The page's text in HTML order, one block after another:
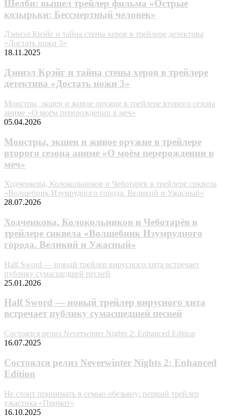
Шелби: вышел трейлер фильма «Острые
козырьки: Бессмертный человек»
Дэниэл Крэйг и тайна стены херов в трейлере детектива
«Достать ножи 3»
18.11.2025
Дэниэл Крэйг и тайна стены херов в трейлере
детектива «Достать ножи 3»
Монстры, экшен и живое оружие в трейлере второго сезона
аниме «О моём перерождении в меч»
05.04.2026
Монстры, экшен и живое оружие в трейлере
второго сезона аниме «О моём перерождении в
меч»
Ходченкова, Колокольников и Чеботарёв в трейлере сиквела
«Волшебник Изумрудного города. Великий и Ужасный»
28.07.2026
Ходченкова, Колокольников и Чеботарёв в
трейлере сиквела «Волшебник Изумрудного
города. Великий и Ужасный»
Half Sword — новый трейлер вирусного хита встречает
публику сумасшедшей песней
25.01.2026
Half Sword — новый трейлер вирусного хита
встречает публику сумасшедшей песней
Состоялся релиз Neverwinter Nights 2: Enhanced Edition
16.07.2025
Состоялся релиз Neverwinter Nights 2: Enhanced
Edition
Не стоит принимать в семью обезьяну: первый трейлер
ужастика «Примат»
16.10.2025